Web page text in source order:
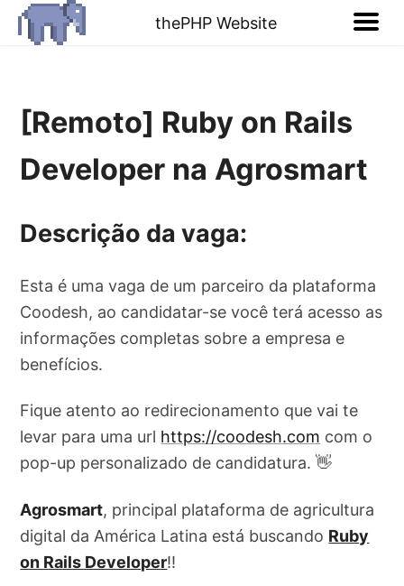
thePHP Website
[Remoto] Ruby on Rails
Developer na Agrosmart
Descrição da vaga:
Esta é uma vaga de um parceiro da plataforma
Coodesh, ao candidatar-se você terá acesso as
informações completas sobre a empresa e
benefícios.
Fique atento ao redirecionamento que vai te
levar para uma url https://coodesh.com com o
pop-up personalizado de candidatura. 👋
Agrosmart, principal plataforma de agricultura
digital da América Latina está buscando Ruby
on Rails Developer!!